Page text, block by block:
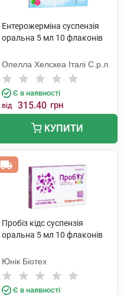
Ентерожерміна суспензія
оральна 5 мл 10 флаконів
Опелла Хелскеа Італі С.р.л.
Є в наявності
від 315.40 грн
КУПИТИ
Пробіз кідс суспензія
оральна 5 мл 10 флаконів
Юнік Біотех
Є в наявності